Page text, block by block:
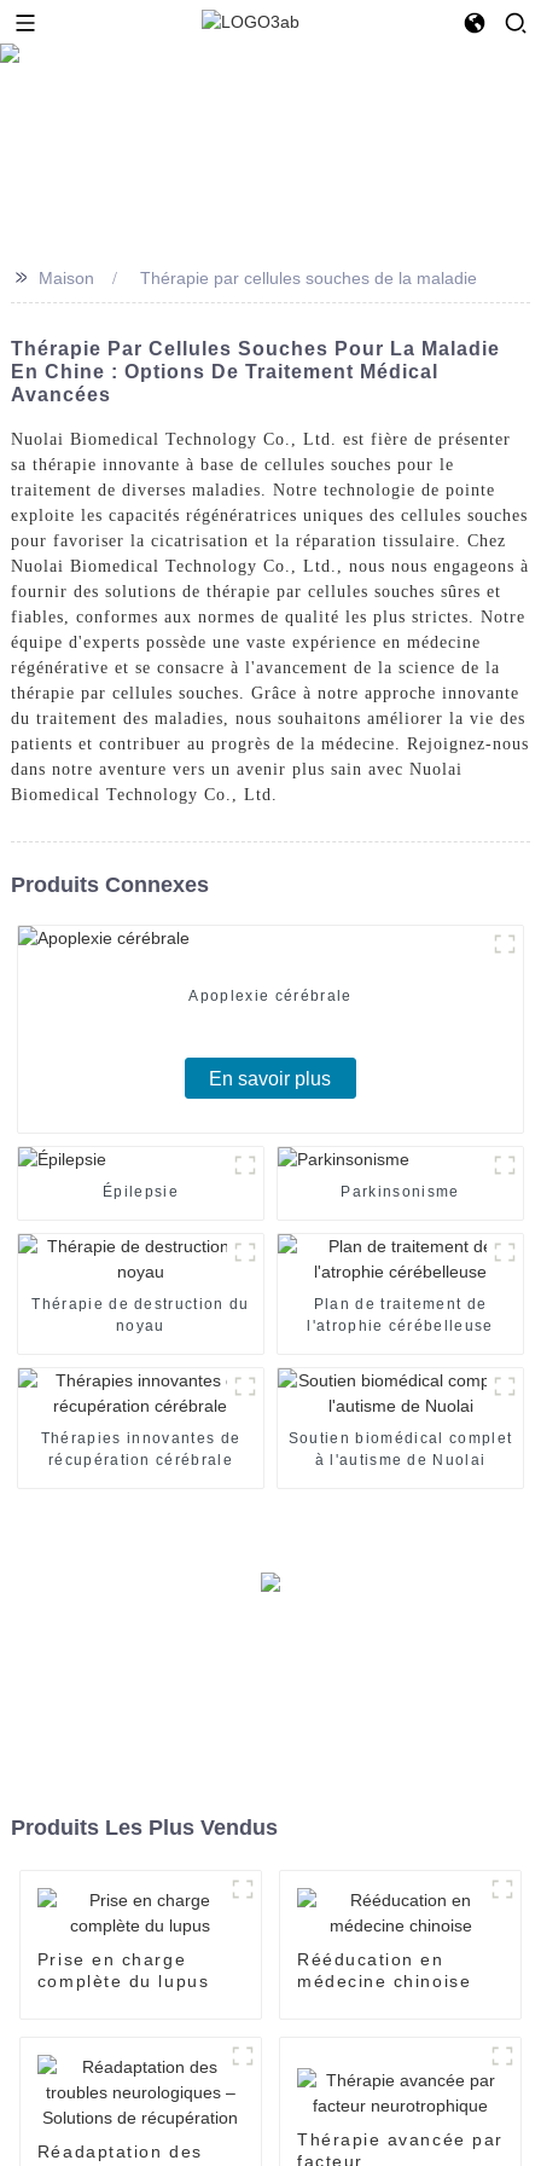
>> Maison Thérapie par cellules souches de la maladie
Thérapie Par Cellules Souches Pour La Maladie
En Chine : Options De Traitement Médical
Avancées
Nuolai Biomedical Technology Co., Ltd. est fière de présenter
sa thérapie innovante à base de cellules souches pour le
traitement de diverses maladies. Notre technologie de pointe
exploite les capacités régénératrices uniques des cellules souches
pour favoriser la cicatrisation et la réparation tissulaire. Chez
Nuolai Biomedical Technology Co., Ltd., nous nous engageons à
fournir des solutions de thérapie par cellules souches sûres et
fiables, conformes aux normes de qualité les plus strictes. Notre
équipe d'experts possède une vaste expérience en médecine
régénérative et se consacre à l'avancement de la science de la
thérapie par cellules souches. Grâce à notre approche innovante
du traitement des maladies, nous souhaitons améliorer la vie des
patients et contribuer au progrès de la médecine. Rejoignez-nous
dans notre aventure vers un avenir plus sain avec Nuolai
Biomedical Technology Co., Ltd.
Produits Connexes
Apoplexie cérébrale
En savoir plus
Épilepsie Parkinsonisme
Thérapie de destruction du
noyau
Plan de traitement de
l'atrophie cérébelleuse
Thérapies innovantes de
récupération cérébrale
Soutien biomédical complet
à l'autisme de Nuolai
Produits Les Plus Vendus
Prise en charge
complète du lupus
Rééducation en
médecine chinoise
Réadaptation des
Thérapie avancée par
facteur